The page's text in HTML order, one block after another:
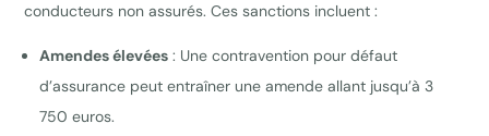
conducteurs non assurés. Ces sanctions incluent :
Amendes élevées : Une contravention pour défaut
d’assurance peut entraîner une amende allant jusqu’à 3
750 euros.